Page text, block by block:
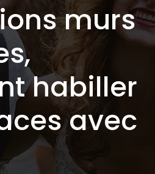
murs
habiller
avec